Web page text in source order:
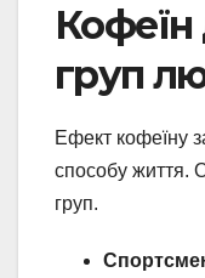
Кофеїн
груп
Ефект кофеїну
способу життя.
груп.